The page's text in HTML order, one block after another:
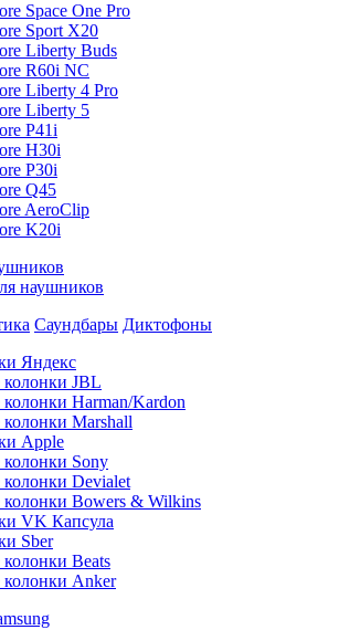
Space One Pro
Sport X20
Liberty Buds
R60i NC
Liberty 4 Pro
Liberty 5
P41i
H30i
P30i
Q45
AeroClip
K20i
наушников
Саундбары Диктофоны
Яндекс
JBL
Harman/Kardon
Marshall
Apple
Sony
Devialet
Bowers & Wilkins
VK Капсула
Sber
Beats
Anker